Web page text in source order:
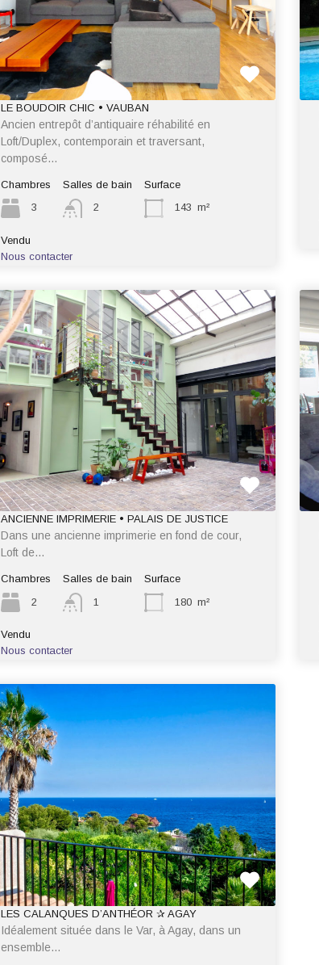
LE BOUDOIR CHIC • VAUBAN
Ancien entrepôt d’antiquaire réhabilité en
Loft/Duplex, contemporain et traversant,
composé…
Chambres
3
Salles de bain
2
Surface
143 m²
Vendu
Nous contacter
ANCIENNE IMPRIMERIE • PALAIS DE JUSTICE
Dans une ancienne imprimerie en fond de cour,
Loft de…
Chambres
2
Salles de bain
1
Surface
180 m²
Vendu
Nous contacter
LES CALANQUES D’ANTHÉOR ✰ AGAY
Idéalement située dans le Var, à Agay, dans un
ensemble…